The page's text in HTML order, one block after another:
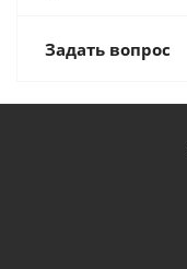
Задать вопрос